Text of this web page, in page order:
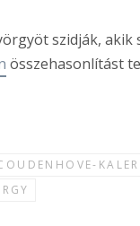
szidják,
összehasonlítást